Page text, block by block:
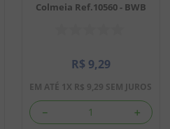
Colmeia Ref.10560 - BWB
R$ 9,29
EM ATÉ 1X R$ 9,29 SEM JUROS
＋
－